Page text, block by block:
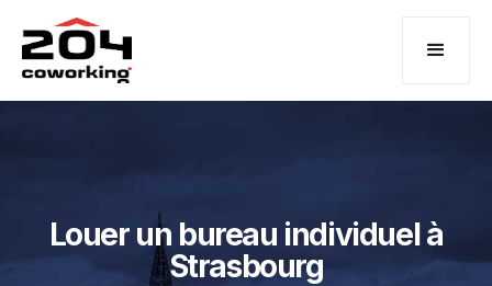
Louer un bureau individuel à
Strasbourg